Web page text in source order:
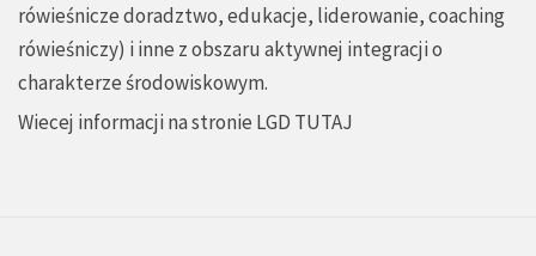
rówieśnicze doradztwo, edukacje, liderowanie, coaching
rówieśniczy) i inne z obszaru aktywnej integracji o
charakterze środowiskowym.
Wiecej informacji na stronie LGD TUTAJ